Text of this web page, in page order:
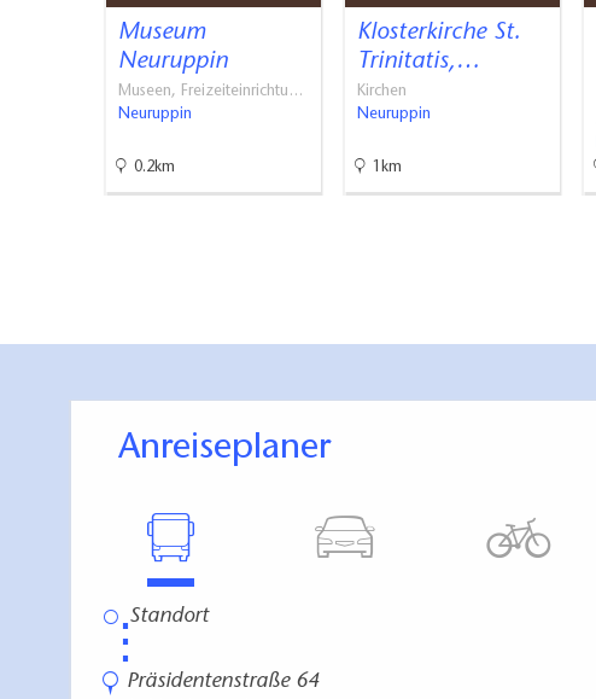
Museum
Neuruppin
Museen, Freizeiteinrichtu…
Neuruppin
0.2km
Klosterkirche St.
Trinitatis,…
Kirchen
Neuruppin
1km
Anreiseplaner
⋮
Präsidentenstraße 64